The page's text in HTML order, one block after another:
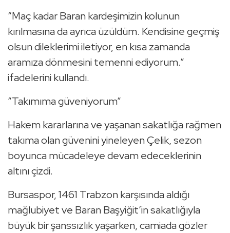
“Maç kadar Baran kardeşimizin kolunun
kırılmasına da ayrıca üzüldüm. Kendisine geçmiş
olsun dileklerimi iletiyor, en kısa zamanda
aramıza dönmesini temenni ediyorum.”
ifadelerini kullandı.
“Takımıma güveniyorum”
Hakem kararlarına ve yaşanan sakatlığa rağmen
takıma olan güvenini yineleyen Çelik, sezon
boyunca mücadeleye devam edeceklerinin
altını çizdi.
Bursaspor, 1461 Trabzon karşısında aldığı
mağlubiyet ve Baran Başyiğit’in sakatlığıyla
büyük bir şanssızlık yaşarken, camiada gözler